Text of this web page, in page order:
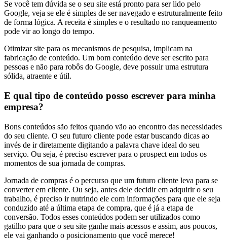
Se você tem dúvida se o seu site está pronto para ser lido pelo
Google, veja se ele é simples de ser navegado e estruturalmente feito
de forma lógica. A receita é simples e o resultado no ranqueamento
pode vir ao longo do tempo.
Otimizar site para os mecanismos de pesquisa, implicam na
fabricação de conteúdo. Um bom conteúdo deve ser escrito para
pessoas e não para robôs do Google, deve possuir uma estrutura
sólida, atraente e útil.
E qual tipo de conteúdo posso escrever para minha
empresa?
Bons conteúdos são feitos quando vão ao encontro das necessidades
do seu cliente. O seu futuro cliente pode estar buscando dicas ao
invés de ir diretamente digitando a palavra chave ideal do seu
serviço. Ou seja, é preciso escrever para o prospect em todos os
momentos de sua jornada de compras.
Jornada de compras é o percurso que um futuro cliente leva para se
converter em cliente. Ou seja, antes dele decidir em adquirir o seu
trabalho, é preciso ir nutrindo ele com informações para que ele seja
conduzido até a última etapa de compra, que é já a etapa de
conversão. Todos esses conteúdos podem ser utilizados como
gatilho para que o seu site ganhe mais acessos e assim, aos poucos,
ele vai ganhando o posicionamento que você merece!